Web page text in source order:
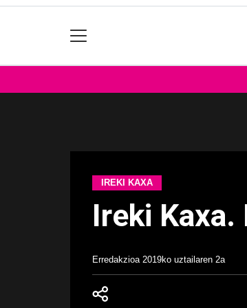
IREKI KAXA
Ireki
Erredakzioa 2019ko uztailaren 2a